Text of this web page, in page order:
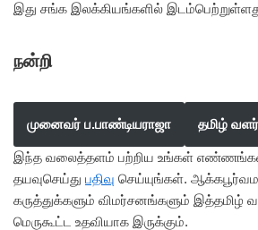
இது சங்க இலக்கியங்களில்
நன்றி
முனைவர் ப.பாண்டியராஜா தமிழ்
இந்த வலைத்தளம் பற்றிய உங்கள்
தயவுசெய்து பதிவு செய்யுங்கள்.
கருத்துக்களும் விமர்சனங்களும் இத்தமிழ்
மெருகூட்ட உதவியாக இருக்கும்.